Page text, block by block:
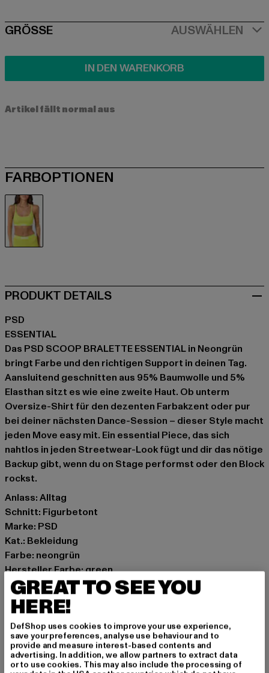
SIZE
GRÖSSE AUSWÄHLEN
IN DEN WARENKORB
Artikel fällt normal aus
FARBOPTIONEN
PRODUKT DETAILS
PSD
ESSENTIAL
Das PSD SCOOP BRALETTE ESSENTIAL in Neongrün
bringt Farbe und den richtigen Support in deinen Tag.
Aansluitend geschnitten aus 95% Baumwolle und 5%
Elasthan sitzt es wie eine zweite Haut. Ob unterm
Oversize-Shirt für den dezenten Farbakzent oder pur
bei deiner nächsten Dance-Session – dieser Style macht
jeden Move easy mit. Ein essential Piece, das sich
nahtlos in jeden Streetwear-Look fügt und dir das nötige
Backup gibt, wenn du on Stage performst oder den Block
rockst.
Anlass: Alltag
Schnitt: Figurbetont
Marke: PSD
Kat.: Bekleidung
Farbe: neongrün
Hersteller Farbe: green
Materialzusammensetzung: 95% Baumwolle, 5%
Elasthan
Art.Nr: 2264T1021-00110
Hersteller: Chusaja GmbH |support@psdunderwear.com
Gabriel von Seidl Straße 31D | 82031 Grünwald | DE
GREAT TO SEE YOU
HERE!
DefShop uses cookies to improve your use experience,
save your preferences, analyse use behaviour and to
provide and measure interest-based contents and
advertising. In addition, we allow partners to extract data
or to use cookies. This may also include the processing of